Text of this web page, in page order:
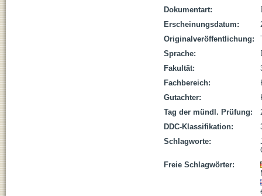
Dokumentart:
Erscheinungsdatum:
Originalveröffentlichung:
Sprache:
Fakultät:
Fachbereich:
Gutachter:
Tag der mündl. Prüfung:
DDC-Klassifikation:
Schlagworte:
Freie Schlagwörter: